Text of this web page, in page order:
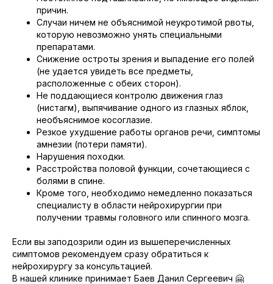
причин.
Случаи ничем не объяснимой неукротимой рвоты,
которую невозможно унять специальными
препаратами.
Снижение остроты зрения и выпадение его полей
(не удается увидеть все предметы,
расположенные с обеих сторон).
Не поддающиеся контролю движения глаз
(нистагм), выпячивание одного из глазных яблок,
необъяснимое косоглазие.
Резкое ухудшение работы органов речи, симптомы
амнезии (потери памяти).
Нарушения походки.
Расстройства половой функции, сочетающиеся с
болями в спине.
Кроме того, необходимо немедленно показаться
специалисту в области нейрохирургии при
получении травмы головного или спинного мозга.
Если вы заподозрили один из вышеперечисленных
симптомов рекомендуем сразу обратиться к
нейрохирургу за консультацией.
В нашей клинике принимает Баев Данил Сергеевич 🤗